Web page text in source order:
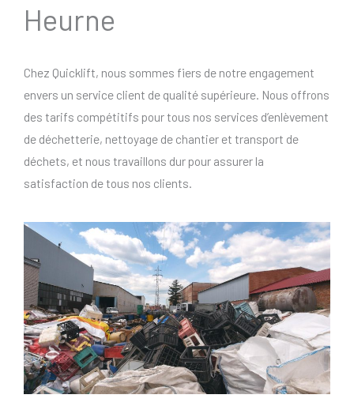
Heurne
Chez Quicklift, nous sommes fiers de notre engagement
envers un service client de qualité supérieure. Nous offrons
des tarifs compétitifs pour tous nos services d’enlèvement
de déchetterie, nettoyage de chantier et transport de
déchets, et nous travaillons dur pour assurer la
satisfaction de tous nos clients.